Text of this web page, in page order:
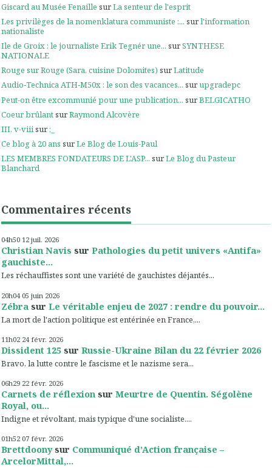
Giscard au Musée Fenaille surLa senteur de l'esprit
Les privilèges de la nomenklatura communiste :... surl'information
nationaliste
Ile de Groix : le journaliste Erik Tegnér une... surSYNTHESE
NATIONALE
Rouge sur Rouge (Sara, cuisine Dolomites) surLatitude
Audio‑Technica ATH‑M50x : le son des vacances... surupgradepc
Peut-on être excommunié pour une publication... surBELGICATHO
Coeur brûlantsurRaymond Alcovère
III, v-viiisur;_
Ce blog à 20 ans surLe Blog de Louis-Paul
LES MEMBRES FONDATEURS DE L'ASP... surLe Blog du Pasteur
Blanchard
Commentaires récents
04h50 12 juil. 2026
Christian Navis sur Pathologies du petit univers «Antifa»
gauchiste...
Les réchauffistes sont une variété de gauchistes déjantés...
20h04 05 juin 2026
Zébra sur Le véritable enjeu de 2027 : rendre du pouvoir...
La mort de l'action politique est entérinée en France,...
11h02 24 févr. 2026
Dissident 125 sur Russie-Ukraine Bilan du 22 février 2026
Bravo, la lutte contre le fascisme et le nazisme sera...
06h29 22 févr. 2026
Carnets de réflexion sur Meurtre de Quentin. Ségolène
Royal, ou...
Indigne et révoltant, mais typique d'une socialiste....
01h52 07 févr. 2026
Brettdoonysur Communiqué d’Action française –
ArcelorMittal,...